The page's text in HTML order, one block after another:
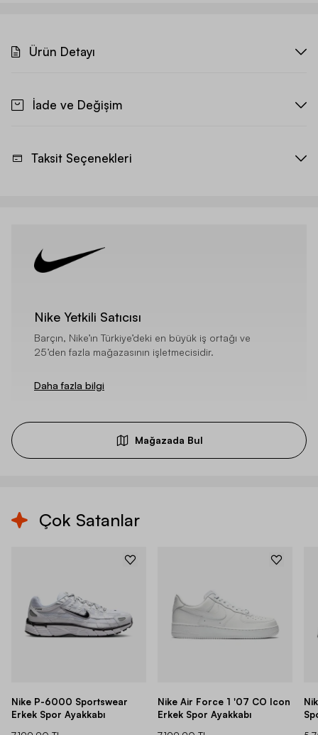
Ürün Detayı
İade ve Değişim
Taksit Seçenekleri
Nike Yetkili Satıcısı
Barçın, Nike’ın Türkiye’deki en büyük iş ortağı ve
25’den fazla mağazasının işletmecisidir.
Daha fazla bilgi
Mağazada Bul
Çok Satanlar
Nike P-6000 Sportswear
Erkek Spor Ayakkabı
Nike Air Force 1 '07 CO Icon
Erkek Spor Ayakkabı